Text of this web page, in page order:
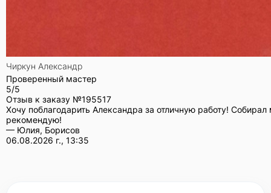
Чиркун Александр
Проверенный мастер
5/5
Отзыв к заказу №195517
Хочу поблагодарить Александра за отличную работу!
рекомендую!
— Юлия, Борисов
06.08.2026 г., 13:35